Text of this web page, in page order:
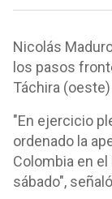
Nicolás
los pasos
Táchira
"En ejercicio
ordenado la
Colombia en
sábado",